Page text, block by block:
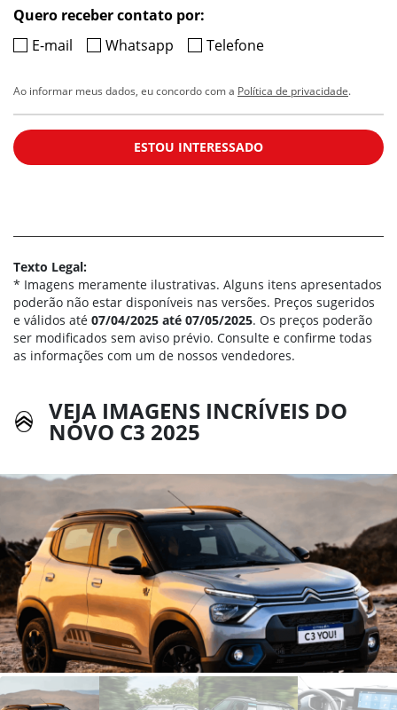
Quero receber contato por:
E-mail
Whatsapp Telefone
Ao informar meus dados, eu concordo com a Política de privacidade.
ESTOU INTERESSADO
Texto Legal:
* Imagens meramente ilustrativas. Alguns itens apresentados
poderão não estar disponíveis nas versões. Preços sugeridos
e válidos até 07/04/2025 até 07/05/2025. Os preços poderão
ser modificados sem aviso prévio. Consulte e confirme todas
as informações com um de nossos vendedores.
VEJA IMAGENS INCRÍVEIS DO
NOVO C3 2025